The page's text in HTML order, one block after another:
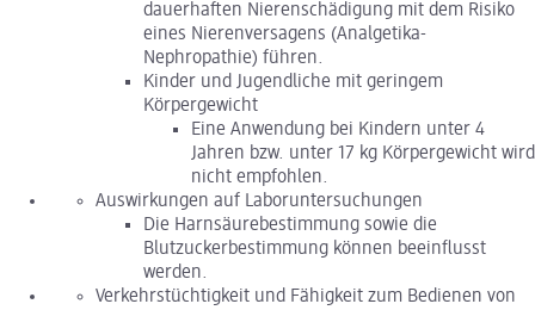
dauerhaften Nierenschädigung mit dem Risiko
eines Nierenversagens (Analgetika-
Nephropathie) führen.
Kinder und Jugendliche mit geringem
Körpergewicht
Eine Anwendung bei Kindern unter 4
Jahren bzw. unter 17 kg Körpergewicht wird
nicht empfohlen.
Auswirkungen auf Laboruntersuchungen
Die Harnsäurebestimmung sowie die
Blutzuckerbestimmung können beeinflusst
werden.
Verkehrstüchtigkeit und Fähigkeit zum Bedienen von